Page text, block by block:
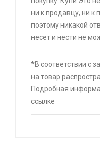
системой Пэй
индивидуально,
всех)
🔥 0 руб. |КУПИТЬ
⚡ Ашан купоны с
ни к продавцу, ни к
поэтому никакой
несет и нести не
*В соответствии с
на товар
Подробная
ссылке